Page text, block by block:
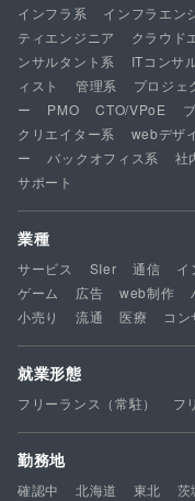
インフラ系
インフラエン
ティエンジニア
クラウド
ンサルタント系
ITコンサ
ィスト
管理系 プロジェ
ー
PMO CTO/VPoE
クリエイター系
webデザ
ー
バックオフィス系 社
サポート
業種
サービス SIer 通信 イ
ゲーム
広告 web制作
小売り
流通 医療 コ
就業形態
フリーランス（常駐） フ
勤務地
確認中 北海道 東北 茨